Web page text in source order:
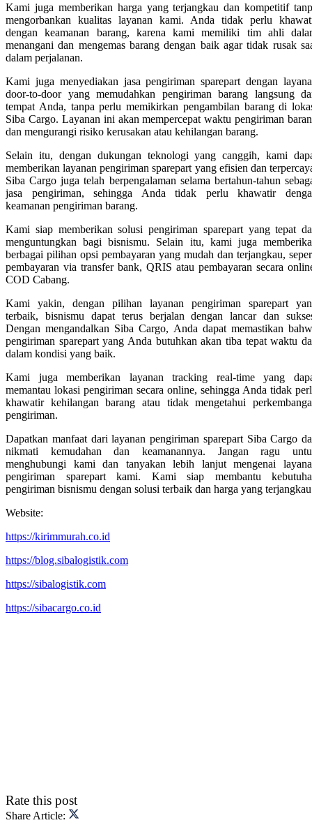
Kami juga memberikan harga yang terjangkau dan kompetitif
mengorbankan kualitas layanan kami. Anda tidak perlu
dengan keamanan barang, karena kami memiliki tim ahli
menangani dan mengemas barang dengan baik agar tidak rusak
dalam perjalanan.
Kami juga menyediakan jasa pengiriman sparepart dengan
door-to-door yang memudahkan pengiriman barang langsung
tempat Anda, tanpa perlu memikirkan pengambilan barang di
Siba Cargo. Layanan ini akan mempercepat waktu pengiriman
dan mengurangi risiko kerusakan atau kehilangan barang.
Selain itu, dengan dukungan teknologi yang canggih, kami
memberikan layanan pengiriman sparepart yang efisien dan
Siba Cargo juga telah berpengalaman selama bertahun-tahun
jasa pengiriman, sehingga Anda tidak perlu khawatir
keamanan pengiriman barang.
Kami siap memberikan solusi pengiriman sparepart yang tepat
menguntungkan bagi bisnismu. Selain itu, kami juga
berbagai pilihan opsi pembayaran yang mudah dan terjangkau,
pembayaran via transfer bank, QRIS atau pembayaran secara
COD Cabang.
Kami yakin, dengan pilihan layanan pengiriman sparepart
terbaik, bisnismu dapat terus berjalan dengan lancar dan
Dengan mengandalkan Siba Cargo, Anda dapat memastikan
pengiriman sparepart yang Anda butuhkan akan tiba tepat waktu
dalam kondisi yang baik.
Kami juga memberikan layanan tracking real-time yang
memantau lokasi pengiriman secara online, sehingga Anda tidak
khawatir kehilangan barang atau tidak mengetahui
pengiriman.
Dapatkan manfaat dari layanan pengiriman sparepart Siba Cargo
nikmati kemudahan dan keamanannya. Jangan ragu
menghubungi kami dan tanyakan lebih lanjut mengenai
pengiriman sparepart kami. Kami siap membantu
pengiriman bisnismu dengan solusi terbaik dan harga yang
Website:
https://kirimmurah.co.id
https://blog.sibalogistik.com
https://sibalogistik.com
https://sibacargo.co.id
Rate this post
Share Article: